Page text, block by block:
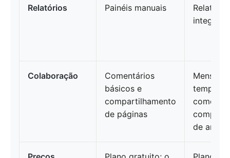
Relatórios Painéis manuais
Colaboração
Comentários
básicos e
compartilhamento
de páginas
tempo
de